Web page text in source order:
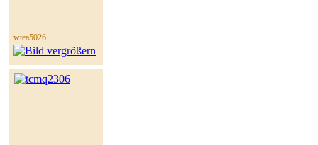
wtea5026